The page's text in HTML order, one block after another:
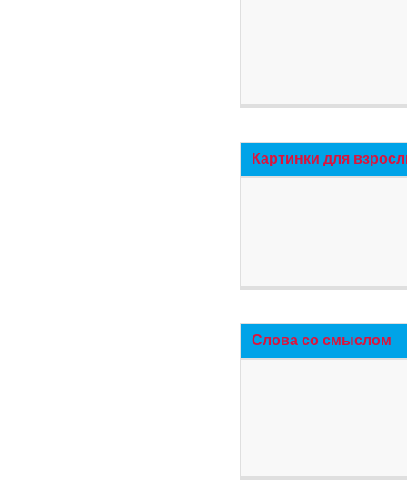
Картинки для
Слова со смыслом